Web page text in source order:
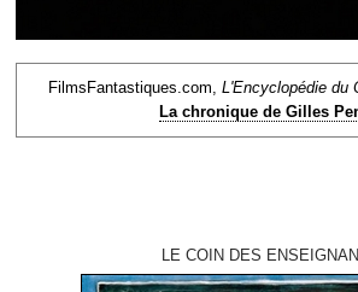
FilmsFantastiques.com, L'Encyclopédie du
La chronique de Gilles
LE COIN DES